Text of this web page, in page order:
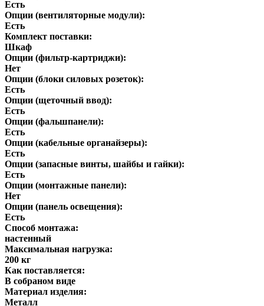
Есть
Опции (вентиляторные модули):
Есть
Комплект поставки:
Шкаф
Опции (фильтр-картриджи):
Нет
Опции (блоки силовых розеток):
Есть
Опции (щеточный ввод):
Есть
Опции (фальшпанели):
Есть
Опции (кабельные органайзеры):
Есть
Опции (запасные винты, шайбы и гайки):
Есть
Опции (монтажные панели):
Нет
Опции (панель освещения):
Есть
Способ монтажа:
настенный
Максимальная нагрузка:
200 кг
Как поставляется:
В собраном виде
Материал изделия:
Металл